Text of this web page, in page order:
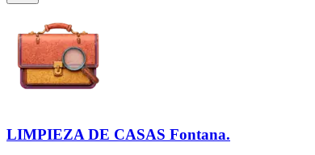
LIMPIEZA DE CASAS Fontana.